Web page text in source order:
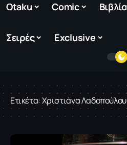
Otaku Comic Βιβλία
Σειρές Exclusive
Ετικέτα:Χριστιάνα Λαδοπούλου